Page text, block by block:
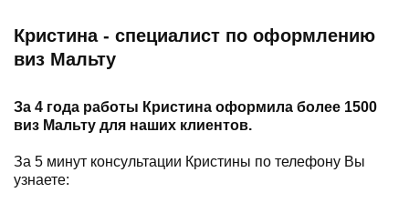
Кристина - специалист по оформлению
виз Мальту
За 4 года работы Кристина оформила более 1500
виз Мальту для наших клиентов.
За 5 минут консультации Кристины по телефону Вы
узнаете: